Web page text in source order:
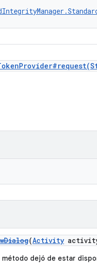
(Activity
método dejó de estar